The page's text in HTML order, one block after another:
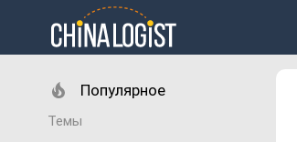
Популярное
Темы